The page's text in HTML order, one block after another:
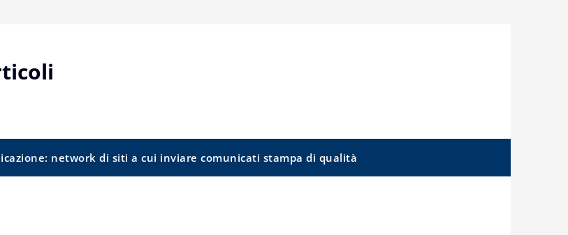
network di siti a cui inviare comunicati stampa di qualità